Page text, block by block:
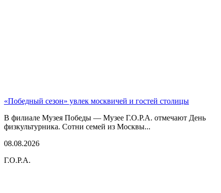
«Победный сезон» увлек москвичей и гостей столицы
В филиале Музея Победы — Музее Г.О.Р.А. отмечают День
физкультурника. Сотни семей из Москвы...
08.08.2026
Г.О.Р.А.